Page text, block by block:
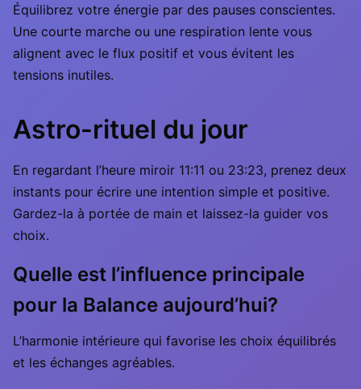
Équilibrez votre énergie par des pauses conscientes.
Une courte marche ou une respiration lente vous
alignent avec le flux positif et vous évitent les
tensions inutiles.
Astro-rituel du jour
En regardant l’heure miroir 11:11 ou 23:23, prenez deux
instants pour écrire une intention simple et positive.
Gardez-la à portée de main et laissez-la guider vos
choix.
Quelle est l’influence principale
pour la Balance aujourd’hui?
L’harmonie intérieure qui favorise les choix équilibrés
et les échanges agréables.